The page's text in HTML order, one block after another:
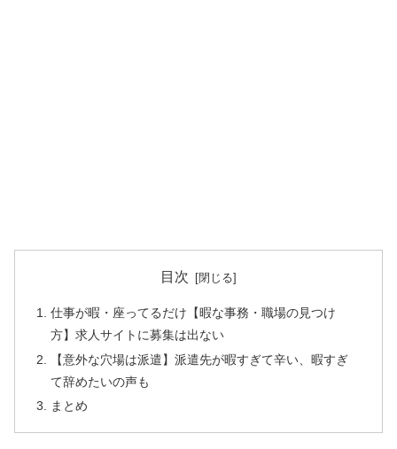
目次
仕事が暇・座ってるだけ【暇な事務・職場の見つけ
方】求人サイトに募集は出ない
【意外な穴場は派遣】派遣先が暇すぎて辛い、暇すぎ
て辞めたいの声も
まとめ